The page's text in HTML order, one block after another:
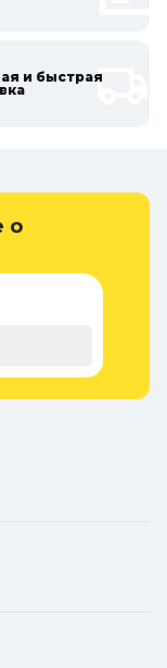
доступным ценам
вашей
выбор
сифонов по
Московской
Королёв,
Электросталь,
Ногинск, Сергиев
Лобня,
и быстрая
о